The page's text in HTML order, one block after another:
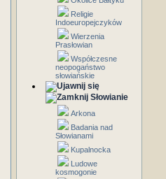
Religie
Indoeuropejczyków
Wierzenia
Prasłowian
Współczesne
neopogaństwo
słowiańskie
Słowianie
Arkona
Badania nad
Słowianami
Kupalnocka
Ludowe
kosmogonie